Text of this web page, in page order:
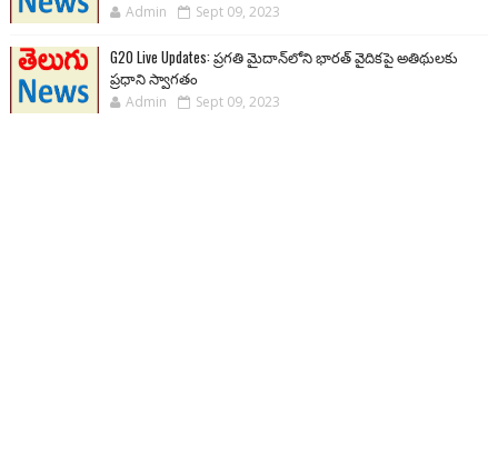
Admin Sept 09, 2023
G20 Live Updates: ప్రగతి మైదాన్‌లోని భారత్ వైదికపై అతిథులకు
ప్రధాని స్వాగతం
Admin Sept 09, 2023